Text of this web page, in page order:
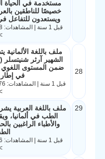
مستخدمة في الحياة
خصيصًا للناطقين
ويستعدون للتفاعل
قبل 1 سنة | المشاهدات: 528 | الحجم: 1.5MB
28
ملف باللغة الألمانية
في إطار
قبل 1 سنة | المشاهدات: 476 | الحجم: 939.5KB
29
ملف باللغة العربية
الطب في ألمانيا،
والأطباء الراغبين
قبل 1 سنة | المشاهدات: 706 | الحجم: 1.4MB